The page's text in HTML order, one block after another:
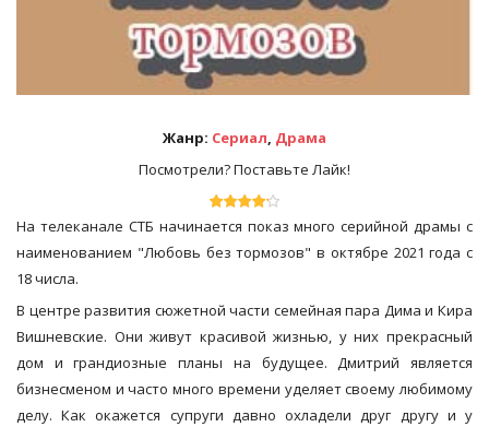
Жанр: Сериал, Драма
Посмотрели? Поставьте Лайк!
На телеканале СТБ начинается показ много серийной драмы с
наименованием "Любовь без тормозов" в октябре 2021 года с
18 числа.
В центре развития сюжетной части семейная пара Дима и Кира
Вишневские. Они живут красивой жизнью, у них прекрасный
дом и грандиозные планы на будущее. Дмитрий является
бизнесменом и часто много времени уделяет своему любимому
делу. Как окажется супруги давно охладели друг другу и у